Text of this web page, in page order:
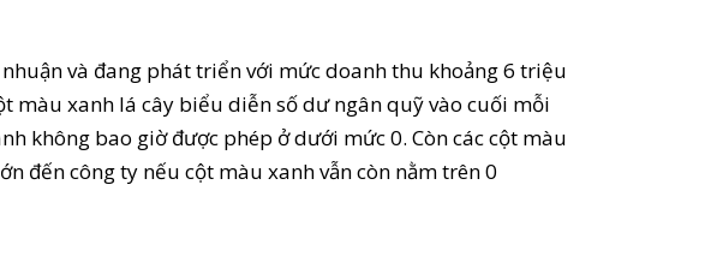
và đang phát triển với mức doanh thu khoảng 6 triệu
màu xanh lá cây biểu diễn số dư ngân quỹ vào cuối mỗi
không bao giờ được phép ở dưới mức 0. Còn các cột màu
đến công ty nếu cột màu xanh vẫn còn nằm trên 0